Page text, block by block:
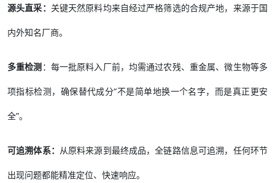
源头直采： 关键天然原料均来自经过严格筛选的合规产地，来源于国
内外知名厂商。
多重检测：每一批原料入厂前，均需通过农残、重金属、微生物等多
项指标检测，确保替代成分“不是简单地换一个名字，而是真正更安
全”。
可追溯体系： 从原料来源到最终成品，全链路信息可追溯，任何环节
出现问题都能精准定位、快速响应。